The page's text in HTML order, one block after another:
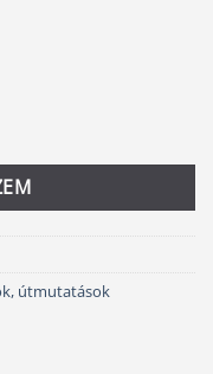
útmutatások